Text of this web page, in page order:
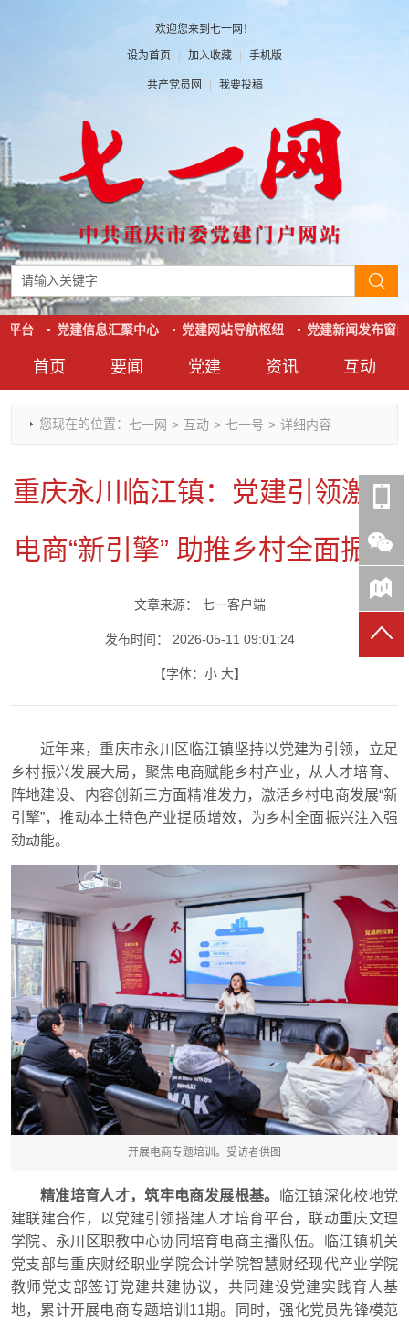
欢迎您来到七一网！
设为首页 | 加入收藏 | 手机版
共产党员网 | 我要投稿
首页 要闻
时政要闻
干部任免
七一视角
党建
党建动态
人才工作
作风建设
资讯
热点关注
党刊好文
党史参阅
互动
红岩评论
七一文学
七一号
平台 党建信息汇聚中心 党建网站导航枢纽 党建新闻发布窗口
您现在的位置： 七一网 > 互动 > 七一号 > 详细内容
重庆永川临江镇：党建引领激活
电商“新引擎” 助推乡村全面振兴
文章来源： 七一客户端
发布时间： 2026-05-11 09:01:24
【字体： 小 大】
近年来，重庆市永川区临江镇坚持以党建为引领，立足
乡村振兴发展大局，聚焦电商赋能乡村产业，从人才培育、
阵地建设、内容创新三方面精准发力，激活乡村电商发展“新
引擎”，推动本土特色产业提质增效，为乡村全面振兴注入强
劲动能。
开展电商专题培训。受访者供图
精准培育人才，筑牢电商发展根基。
临江镇深化校地党
建联建合作，以党建引领搭建人才培育平台，联动重庆文理
学院、永川区职教中心协同培育电商主播队伍。临江镇机关
党支部与重庆财经职业学院会计学院智慧财经现代产业学院
教师党支部签订党建共建协议，共同建设党建实践育人基
地，累计开展电商专题培训11期。同时，强化党员先锋模范